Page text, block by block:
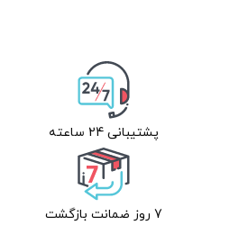
پشتیبانی 24 ساعته
7 روز ضمانت بازگشت